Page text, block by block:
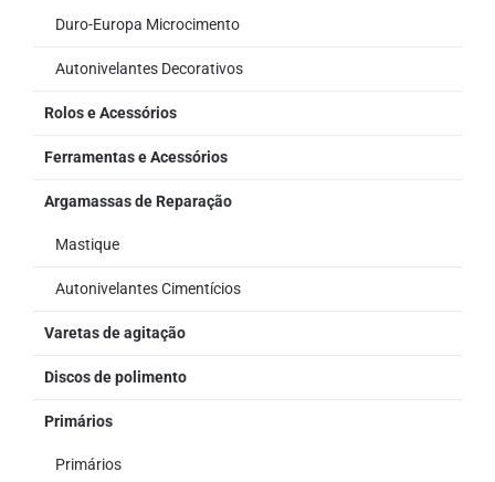
Duro-Europa Microcimento
Autonivelantes Decorativos
Rolos e Acessórios
Ferramentas e Acessórios
Argamassas de Reparação
Mastique
Autonivelantes Cimentícios
Varetas de agitação
Discos de polimento
Primários
Primários